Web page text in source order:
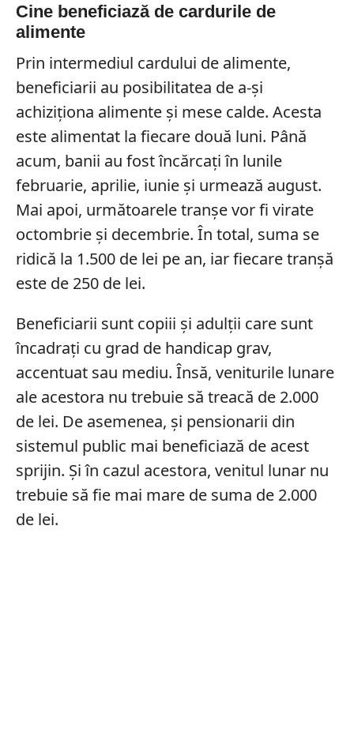
Cine beneficiază de cardurile de
alimente
Prin intermediul cardului de alimente,
beneficiarii au posibilitatea de a-și
achiziționa alimente și mese calde. Acesta
este alimentat la fiecare două luni. Până
acum, banii au fost încărcați în lunile
februarie, aprilie, iunie și urmează august.
Mai apoi, următoarele tranșe vor fi virate
octombrie și decembrie. În total, suma se
ridică la 1.500 de lei pe an, iar fiecare tranșă
este de 250 de lei.
Beneficiarii sunt copiii și adulții care sunt
încadrați cu grad de handicap grav,
accentuat sau mediu. Însă, veniturile lunare
ale acestora nu trebuie să treacă de 2.000
de lei. De asemenea, și pensionarii din
sistemul public mai beneficiază de acest
sprijin. Și în cazul acestora, venitul lunar nu
trebuie să fie mai mare de suma de 2.000
de lei.